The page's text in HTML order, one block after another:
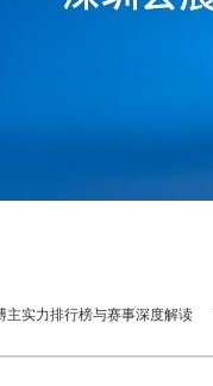
主实力排行榜与赛事深度解读